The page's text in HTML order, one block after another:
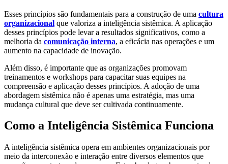
Esses princípios são fundamentais para a construção de uma cultura
organizacional que valoriza a inteligência sistêmica. A aplicação
desses princípios pode levar a resultados significativos, como a
melhoria da comunicação interna, a eficácia nas operações e um
aumento na capacidade de inovação.
Além disso, é importante que as organizações promovam
treinamentos e workshops para capacitar suas equipes na
compreensão e aplicação desses princípios. A adoção de uma
abordagem sistêmica não é apenas uma estratégia, mas uma
mudança cultural que deve ser cultivada continuamente.
Como a Inteligência Sistêmica Funciona
A inteligência sistêmica opera em ambientes organizacionais por
meio da interconexão e interação entre diversos elementos que